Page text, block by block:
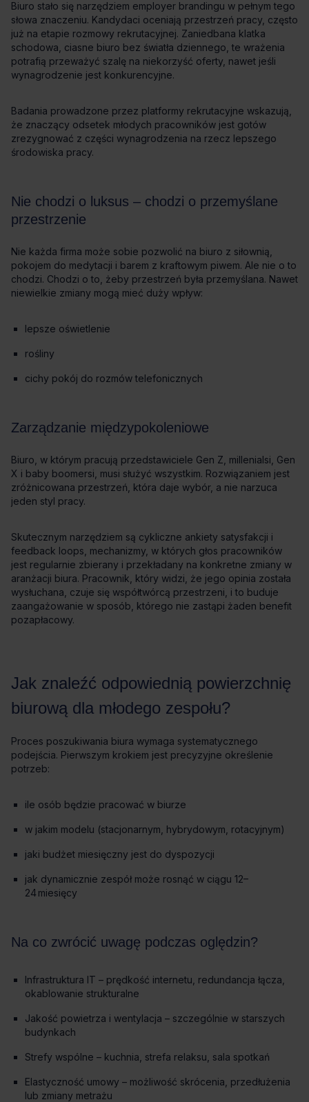
lepsze oświetlenie
rośliny
cichy pokój do rozmów telefonicznych
ile osób będzie pracować w biurze
w jakim modelu (stacjonarnym, hybrydowym, rotacyjnym)
jaki budżet miesięczny jest do dyspozycji
jak dynamicznie zespół może rosnąć w ciągu 12–
24 miesięcy
Infrastruktura IT – prędkość internetu, redundancja łącza,
okablowanie strukturalne
Jakość powietrza i wentylacja – szczególnie w starszych
budynkach
Strefy wspólne – kuchnia, strefa relaksu, sala spotkań
Elastyczność umowy – możliwość skrócenia, przedłużenia
lub zmiany metrażu